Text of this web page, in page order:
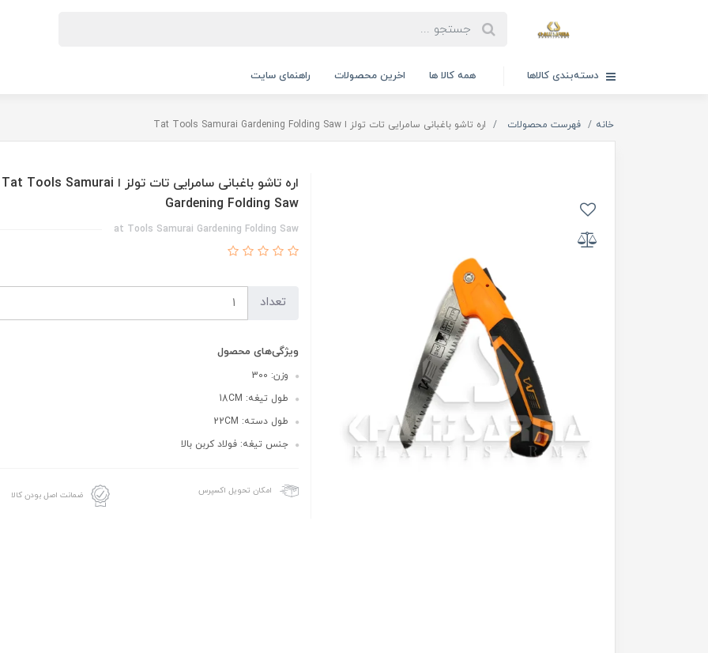
دسته‌بندی کالاها همه کالا ها اخرین محصولات راهنمای سایت
خانه فهرست محصولات اره تاشو باغبانی سامرایی تات تولز ا Tat Tools Samurai Gardening Folding Saw
اره تاشو باغبانی سامرایی تات تولز ا Tat Tools Samurai
Gardening Folding Saw
at Tools Samurai Gardening Folding Saw
تعداد
ویژگی‌های محصول
وزن: 300
طول تیغه: 18CM
طول دسته: 22CM
جنس تیغه: فولاد کربن بالا
امکان تحویل اکسپرس ضمانت اصل بودن کالا